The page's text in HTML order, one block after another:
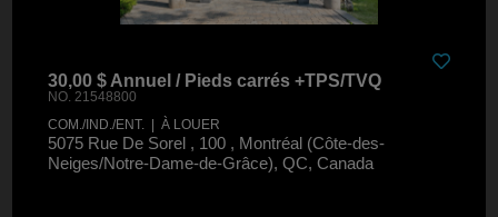
30,00 $ Annuel / Pieds carrés +TPS/TVQ
NO. 21548800
COM./IND./ENT. | À LOUER
5075 Rue De Sorel , 100 , Montréal (Côte-des-
Neiges/Notre-Dame-de-Grâce), QC, Canada